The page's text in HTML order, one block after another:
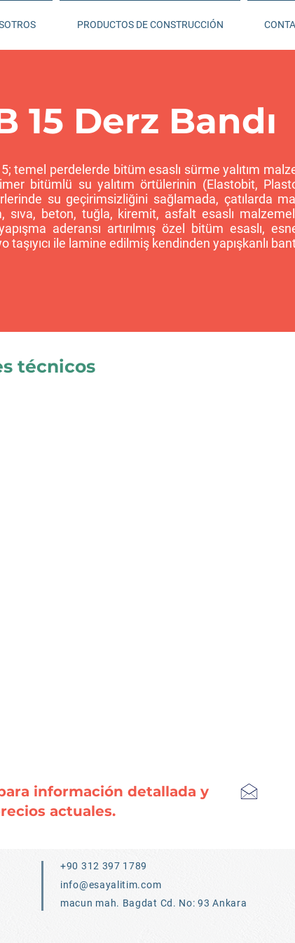
PRODUCTOS DE CONSTRUCCIÓN
15 Derz Bandı
temel perdelerde bitüm esaslı sürme yalıtım
bitümlü su yalıtım örtülerinin (Elastobit,
su geçirimsizliğini sağlamada, çatılarda
sıva, beton, tuğla, kiremit, asfalt esaslı
aderansı artırılmış özel bitüm esaslı,
taşıyıcı ile lamine edilmiş kendinden yapışkanlı
técnicos
información detallada y
actuales.
+90 312 397 1789
info@esayalitim.com
macun mah. Bagdat Cd. No: 93 Ankara